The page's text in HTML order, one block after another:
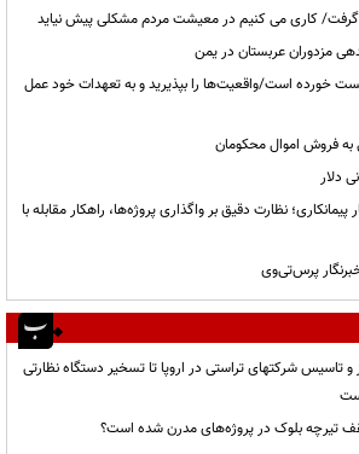
کار گرفت/ کاری می کنیم در معیشت مردم مشکلی پیش نیاید
مزدوران عربستان در یمن
خورده است/واقعیت‌ها را بپذیرید و به تعهدات خود عمل
به فروش اموال محکومان
دلار
نظارت دقیق بر واگذاری پروژه‌ها، راهکار مقابله با
پرس‌تی‌وی
تاسیس شرکتهای تراستی در اروپا تا تسخیر دستگاه نظارتی
تیرچه بلوک در پروژه‌های مدرن شده است؟